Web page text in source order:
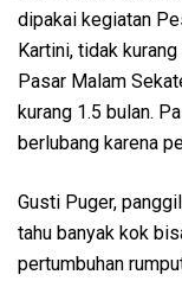
dipakai kegiatan
Kartini, tidak
Pasar Malam
kurang 1.5 bulan.
berlubang karena
Gusti Puger,
tahu banyak kok
pertumbuhan